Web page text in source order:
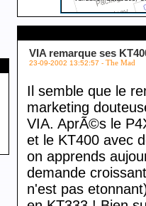
VIA remarque ses
23-09-2002 13:52:57 - The Mad
Il semble que le
marketing
VIA. AprÃ©s le
et le KT400 avec
on apprends
demande
n'est pas